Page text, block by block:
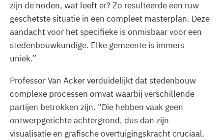
zijn de noden, wat leeft er? Zo resulteerde een ruw
geschetste situatie in een compleet masterplan. Deze
aandacht voor het specifieke is onmisbaar voor een
stedenbouwkundige. Elke gemeente is immers
uniek.”
Professor Van Acker verduidelijkt dat stedenbouw
complexe processen omvat waarbij verschillende
partijen betrokken zijn. “Die hebben vaak geen
ontwerpgerichte achtergrond, dus dan zijn
visualisatie en grafische overtuigingskracht cruciaal.